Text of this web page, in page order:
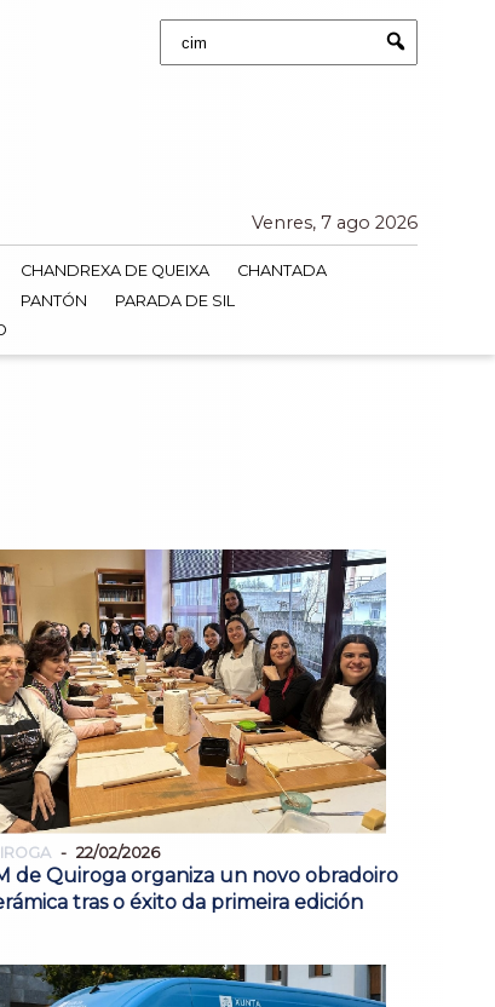
Submit
Venres, 7 ago 2026
CHANDREXA DE QUEIXA
CHANTADA
PANTÓN
PARADA DE SIL
22/02/2026
de Quiroga organiza un novo obradoiro
tras o éxito da primeira edición